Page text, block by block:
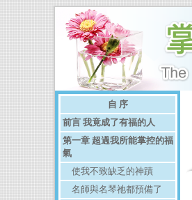
自 序
前言 我竟成了有福的人
第一章 超過我所能掌控的福
氣
使我不致缺乏的神蹟
名師與名琴祂都預備了